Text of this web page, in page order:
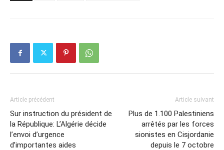
Article précédent
Sur instruction du président de
la République: L’Algérie décide
l’envoi d’urgence
d’importantes aides
Article suivant
Plus de 1.100 Palestiniens
arrêtés par les forces
sionistes en Cisjordanie
depuis le 7 octobre